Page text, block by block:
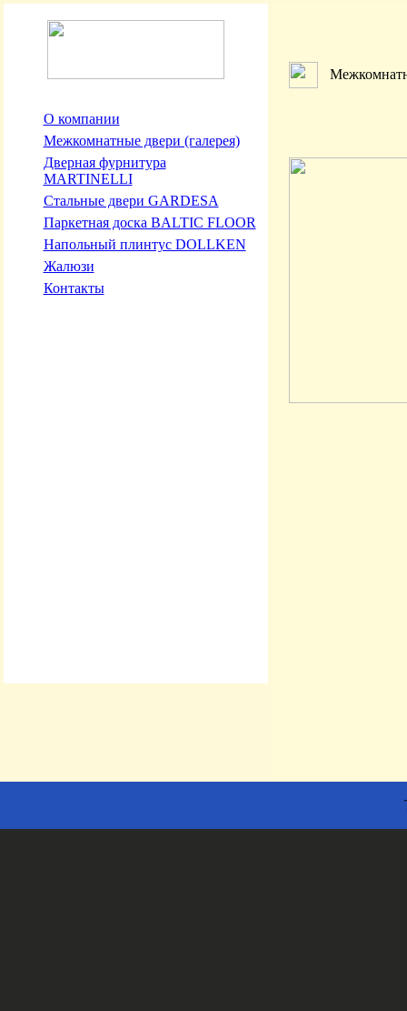
О компании
Межкомнатные двери (галерея)
Дверная фурнитура
MARTINELLI
Стальные двери GARDESA
Паркетная доска BALTIC FLOOR
Напольный плинтус DOLLKEN
Жалюзи
Контакты